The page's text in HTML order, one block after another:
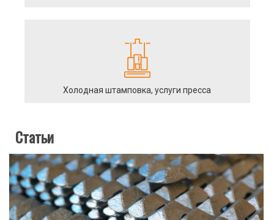
Холодная штамповка, услуги пресса
Статьи